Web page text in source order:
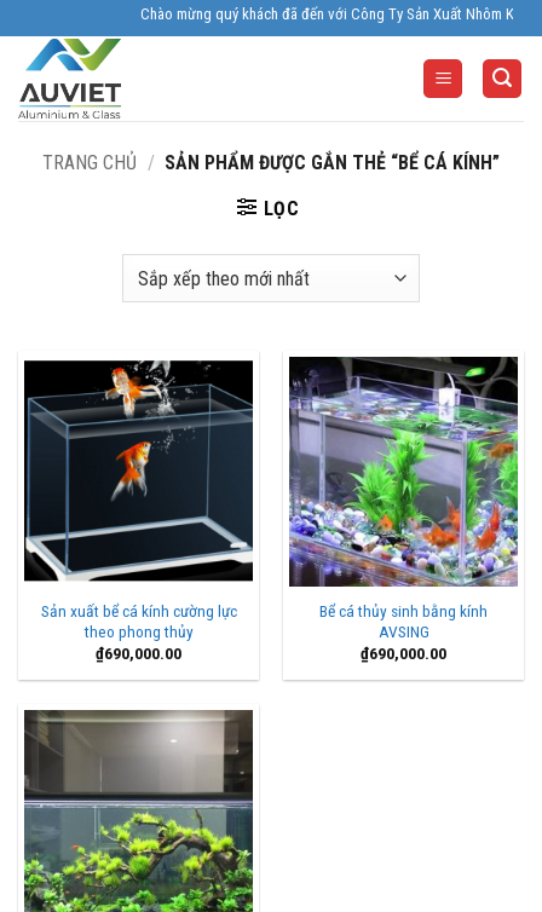
to
content
Chào mừng quý khách đã đến với Công Ty Sản Xuất Nhôm Kính
TRANG CHỦ / SẢN PHẨM ĐƯỢC GẮN THẺ “BỂ CÁ KÍNH”
LỌC
Sản xuất bể cá kính cường lực
theo phong thủy
₫690,000.00
Bể cá thủy sinh bằng kính
AVSING
₫690,000.00